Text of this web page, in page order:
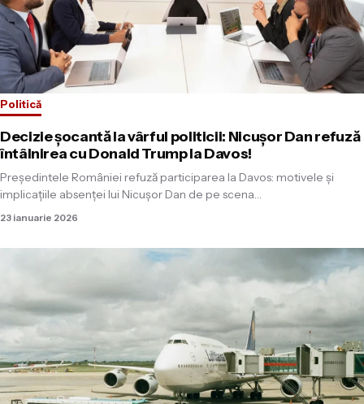
Politică
Decizie șocantă la vârful politicii: Nicușor Dan refuză
întâlnirea cu Donald Trump la Davos!
Președintele României refuză participarea la Davos: motivele și
implicațiile absenței lui Nicușor Dan de pe scena…
23 ianuarie 2026